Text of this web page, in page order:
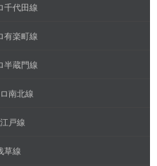
千代田線
有楽町線
半蔵門線
南北線
戸線
草線